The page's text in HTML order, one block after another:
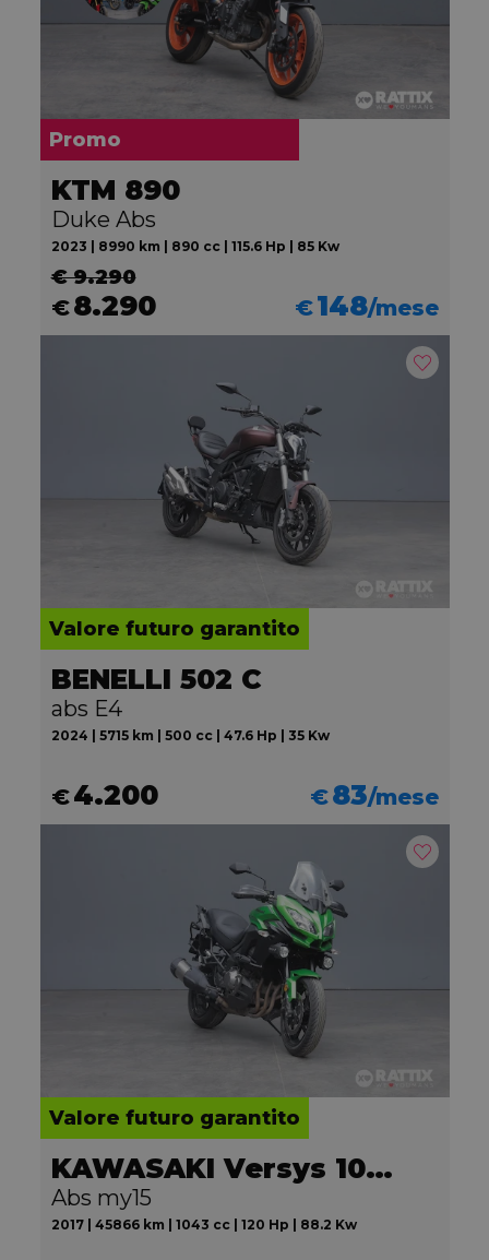
Promo
KTM 890
Duke Abs
2023 | 8990 km | 890 cc | 115.6 Hp | 85 Kw
€ 9.290
€8.290 €148/mese
Valore futuro garantito
BENELLI 502 C
abs E4
2024 | 5715 km | 500 cc | 47.6 Hp | 35 Kw
€4.200 €83/mese
Valore futuro garantito
KAWASAKI Versys 1000
Abs my15
2017 | 45866 km | 1043 cc | 120 Hp | 88.2 Kw